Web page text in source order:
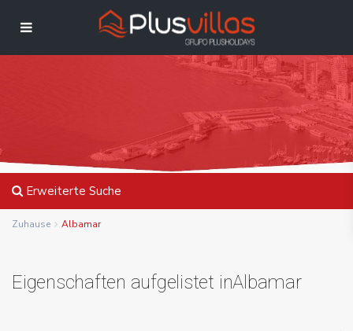
Erweiterte Suche
Zuhause Albamar
Eigenschaften aufgelistet inAlbamar